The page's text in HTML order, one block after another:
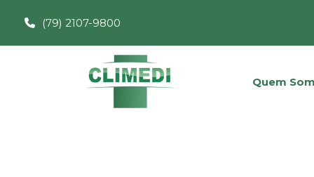
(79) 2107-9800
Quem